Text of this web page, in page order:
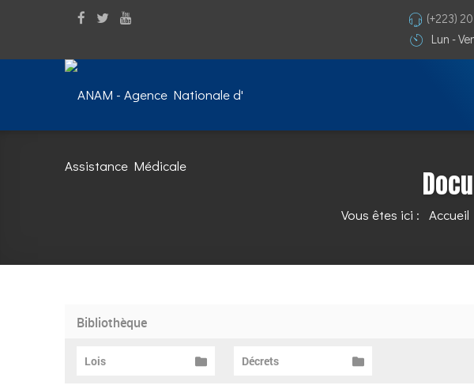
(+223)
Lun -
Vous êtes ici : Accueil
Bibliothèque
Lois Décrets